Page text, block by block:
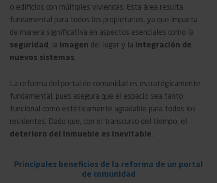
o edificios con múltiples viviendas. Esta área resulta
fundamental para todos los propietarios, ya que impacta
de manera significativa en aspectos esenciales como la
seguridad, la imagen del lugar y la integración de
nuevos sistemas.
La reforma del portal de comunidad es estratégicamente
fundamental, pues asegura que el espacio sea tanto
funcional como estéticamente agradable para todos los
residentes. Dado que, con el transcurso del tiempo, el
deterioro del inmueble es inevitable.
Principales beneficios de la reforma de un portal
de comunidad